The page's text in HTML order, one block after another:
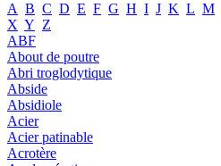
A B C D E F G H I J K L M
X Y Z
ABF
About de poutre
Abri troglodytique
Abside
Absidiole
Acier
Acier patinable
Acrotère